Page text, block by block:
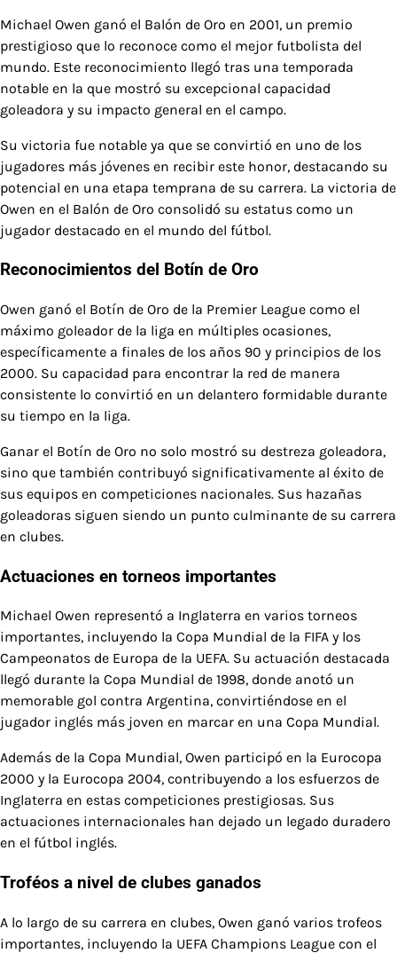
Michael Owen ganó el Balón de Oro en 2001, un premio
prestigioso que lo reconoce como el mejor futbolista del
mundo. Este reconocimiento llegó tras una temporada
notable en la que mostró su excepcional capacidad
goleadora y su impacto general en el campo.
Su victoria fue notable ya que se convirtió en uno de los
jugadores más jóvenes en recibir este honor, destacando su
potencial en una etapa temprana de su carrera. La victoria de
Owen en el Balón de Oro consolidó su estatus como un
jugador destacado en el mundo del fútbol.
Reconocimientos del Botín de Oro
Owen ganó el Botín de Oro de la Premier League como el
máximo goleador de la liga en múltiples ocasiones,
específicamente a finales de los años 90 y principios de los
2000. Su capacidad para encontrar la red de manera
consistente lo convirtió en un delantero formidable durante
su tiempo en la liga.
Ganar el Botín de Oro no solo mostró su destreza goleadora,
sino que también contribuyó significativamente al éxito de
sus equipos en competiciones nacionales. Sus hazañas
goleadoras siguen siendo un punto culminante de su carrera
en clubes.
Actuaciones en torneos importantes
Michael Owen representó a Inglaterra en varios torneos
importantes, incluyendo la Copa Mundial de la FIFA y los
Campeonatos de Europa de la UEFA. Su actuación destacada
llegó durante la Copa Mundial de 1998, donde anotó un
memorable gol contra Argentina, convirtiéndose en el
jugador inglés más joven en marcar en una Copa Mundial.
Además de la Copa Mundial, Owen participó en la Eurocopa
2000 y la Eurocopa 2004, contribuyendo a los esfuerzos de
Inglaterra en estas competiciones prestigiosas. Sus
actuaciones internacionales han dejado un legado duradero
en el fútbol inglés.
Troféos a nivel de clubes ganados
A lo largo de su carrera en clubes, Owen ganó varios trofeos
importantes, incluyendo la UEFA Champions League con el